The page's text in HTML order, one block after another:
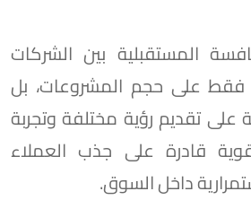
المستقبلية بين الشركات
فقط على حجم المشروعات، بل
تقديم رؤية مختلفة وتجربة
قادرة على جذب العملاء
داخل السوق.